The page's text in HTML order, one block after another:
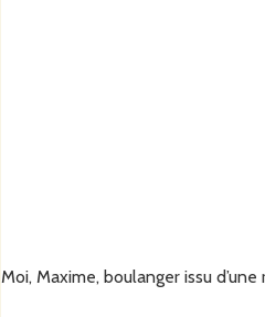
Moi, Maxime, boulanger issu